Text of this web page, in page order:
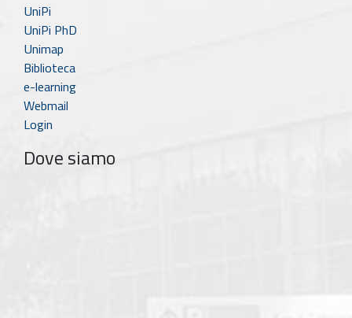
UniPi
UniPi PhD
Unimap
Biblioteca
e-learning
Webmail
Login
Dove siamo